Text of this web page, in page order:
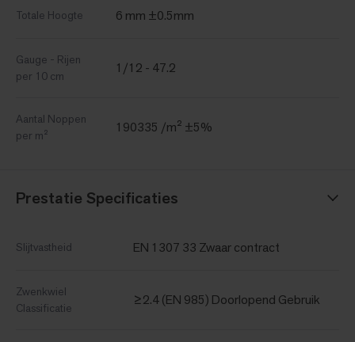
Totale Hoogte 6 mm ±0.5mm
Gauge - Rijen
per 10 cm
1/12 - 47.2
Aantal Noppen
per m²
190335 /m² ±5%
Prestatie Specificaties
Slijtvastheid EN 1307 33 Zwaar contract
Zwenkwiel
Classificatie
≥2.4 (EN 985) Doorlopend Gebruik